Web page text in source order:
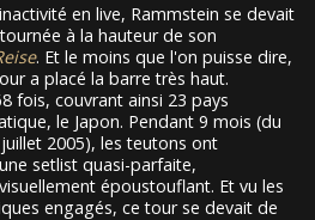
en live, Rammstein se devait
à la hauteur de son
. Et le moins que l'on puisse dire,
a placé la barre très haut.
fois, couvrant ainsi 23 pays
le Japon. Pendant 9 mois (du
2005), les teutons ont
setlist quasi-parfaite,
époustouflant. Et vu les
engagés, ce tour se devait de